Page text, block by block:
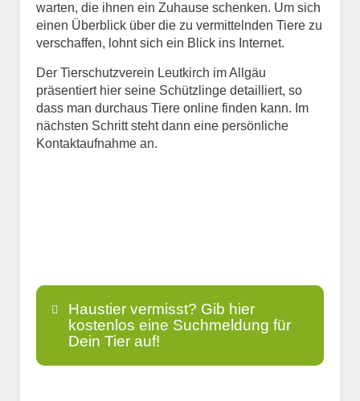
warten, die ihnen ein Zuhause schenken. Um sich
einen Überblick über die zu vermittelnden Tiere zu
verschaffen, lohnt sich ein Blick ins Internet.
Der Tierschutzverein Leutkirch im Allgäu
präsentiert hier seine Schützlinge detailliert, so
dass man durchaus Tiere online finden kann. Im
nächsten Schritt steht dann eine persönliche
Kontaktaufnahme an.
Haustier vermisst? Gib hier
kostenlos eine Suchmeldung für
Dein Tier auf!